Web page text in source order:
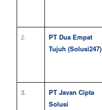
2.
PT Dua Empat
Tujuh (Solusi247)
3.
PT Javan Cipta
Solusi